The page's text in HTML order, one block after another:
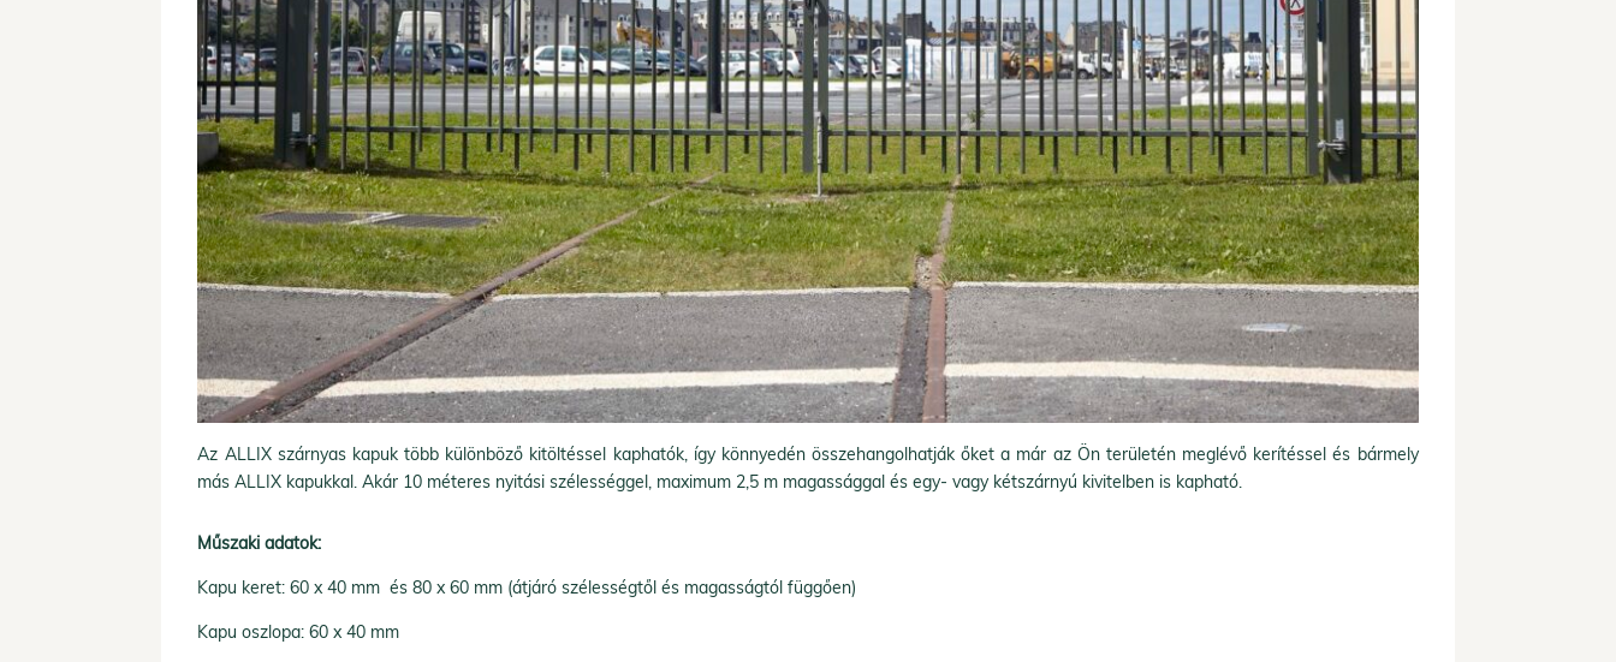
Az ALLIX szárnyas kapuk több különböző kitöltéssel kaphatók, így könnyedén összehangolhatják őket a már az Ön területén meglévő kerítéssel és bármely
más ALLIX kapukkal. Akár 10 méteres nyitási szélességgel, maximum 2,5 m magassággal és egy- vagy kétszárnyú kivitelben is kapható.
Műszaki adatok:
Kapu keret: 60 x 40 mm és 80 x 60 mm (átjáró szélességtől és magasságtól függően)
Kapu oszlopa: 60 x 40 mm